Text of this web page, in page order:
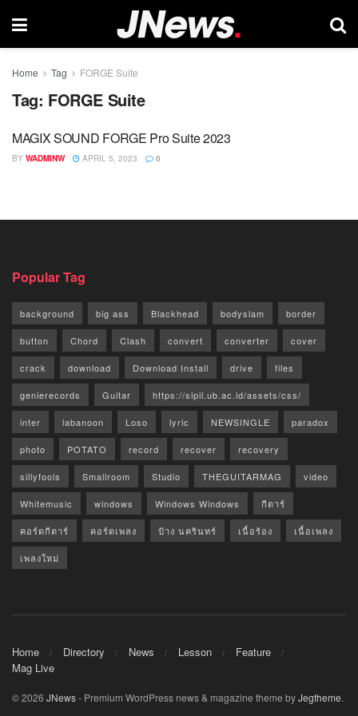
Home Tag FORGE Suite
Tag: FORGE Suite
MAGIX SOUND FORGE Pro Suite 2023
BY WADMINW APRIL 5, 2023 0
Popular Tag
background big ass Blackhead bodyslam border
button Chord Clash convert converter cover
crack download Download Install drive files
genierecords Guitar https://sipil.ub.ac.id/assets/css/
inter labanoon Loso lyric NEWSINGLE paradox
photo POTATO record recover recovery
sillyfools Smallroom Studio THEGUITARMAG video
Whitemusic windows Windows Windows กีตาร์
คอร์ดกีตาร์ คอร์ดเพลง ป้าง นครินทร์ เนื้อร้อง เนื้อเพลง
เพลงใหม่
Home Directory News Lesson
Feature
Mag Live
© 2026 JNews- Premium WordPress news & magazine theme byJegtheme.